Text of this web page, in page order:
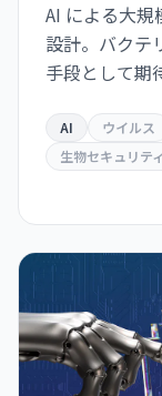
AI による大規
設計。バクテ
手段として期
点を意味する
AI ウイルス
生物セキュリティ